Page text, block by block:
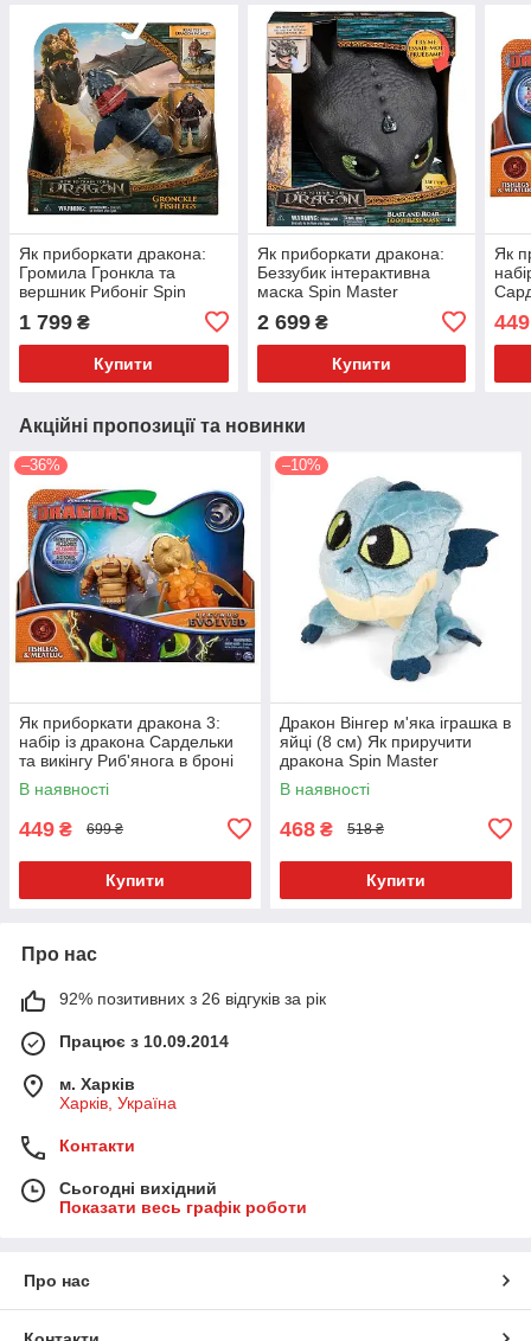
Як приборкати дракона:
Громила Гронкла та
вершник Рибоніг Spin
1 799 ₴
Купити
Як приборкати дракона:
Беззубик інтерактивна
маска Spin Master
2 699₴
Купити
Як
449
Акційні пропозиції та новинки
–36%
Як приборкати дракона 3:
набір із дракона Сардельки
та викінгу Риб'янога в броні
Spin Master
В наявності
449 ₴ 699 ₴
Купити
–10%
Дракон Вінгер м'яка іграшка в
яйці (8 см) Як приручити
дракона Spin Master
В наявності
468 ₴ 518 ₴
Купити
Про нас
92% позитивних з 26 відгуків за рік
Працює з 10.09.2014
м. Харків
Харків, Україна
Контакти
Сьогодні вихідний
Показати весь графік роботи
Про нас